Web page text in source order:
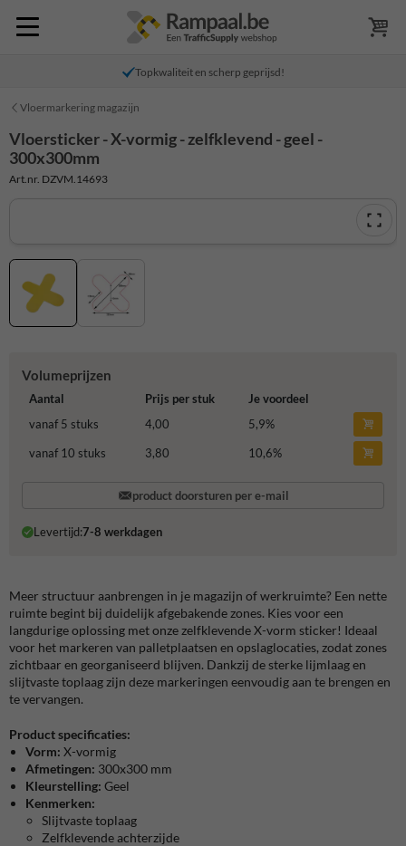
Topkwaliteit en scherp geprijsd!
Vloermarkering magazijn
Vloersticker - X-vormig - zelfklevend - geel -
300x300mm
Art.nr. DZVM.14693
Volumeprijzen
Aantal Prijs per stuk
Je voordeel
vanaf 5 stuks
4,00 5,9%
vanaf 10 stuks
3,80 10,6%
product doorsturen per e-mail
Levertijd:7-8 werkdagen
Meer structuur aanbrengen in je magazijn of werkruimte? Een nette
ruimte begint bij duidelijk afgebakende zones. Kies voor een
langdurige oplossing met onze zelfklevende X-vorm sticker! Ideaal
voor het markeren van palletplaatsen en opslaglocaties, zodat zones
zichtbaar en georganiseerd blijven. Dankzij de sterke lijmlaag en
slijtvaste toplaag zijn deze markeringen eenvoudig aan te brengen en
te vervangen.
Product specificaties:
Vorm: X-vormig
Afmetingen: 300x300 mm
Kleurstelling: Geel
Kenmerken:
Slijtvaste toplaag
Zelfklevende achterzijde